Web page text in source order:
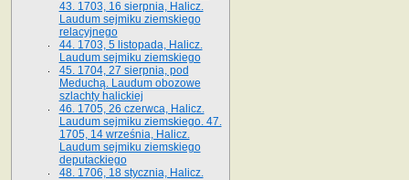
43. 1703, 16 sierpnia, Halicz.
Laudum sejmiku ziemskiego
relacyjnego
44. 1703, 5 listopada, Halicz.
Laudum sejmiku ziemskiego
45. 1704, 27 sierpnia, pod
Meduchą. Laudum obozowe
szlachty halickiej
46. 1705, 26 czerwca, Halicz.
Laudum sejmiku ziemskiego. 47.
1705, 14 września, Halicz.
Laudum sejmiku ziemskiego
deputackiego
48. 1706, 18 stycznia, Halicz.